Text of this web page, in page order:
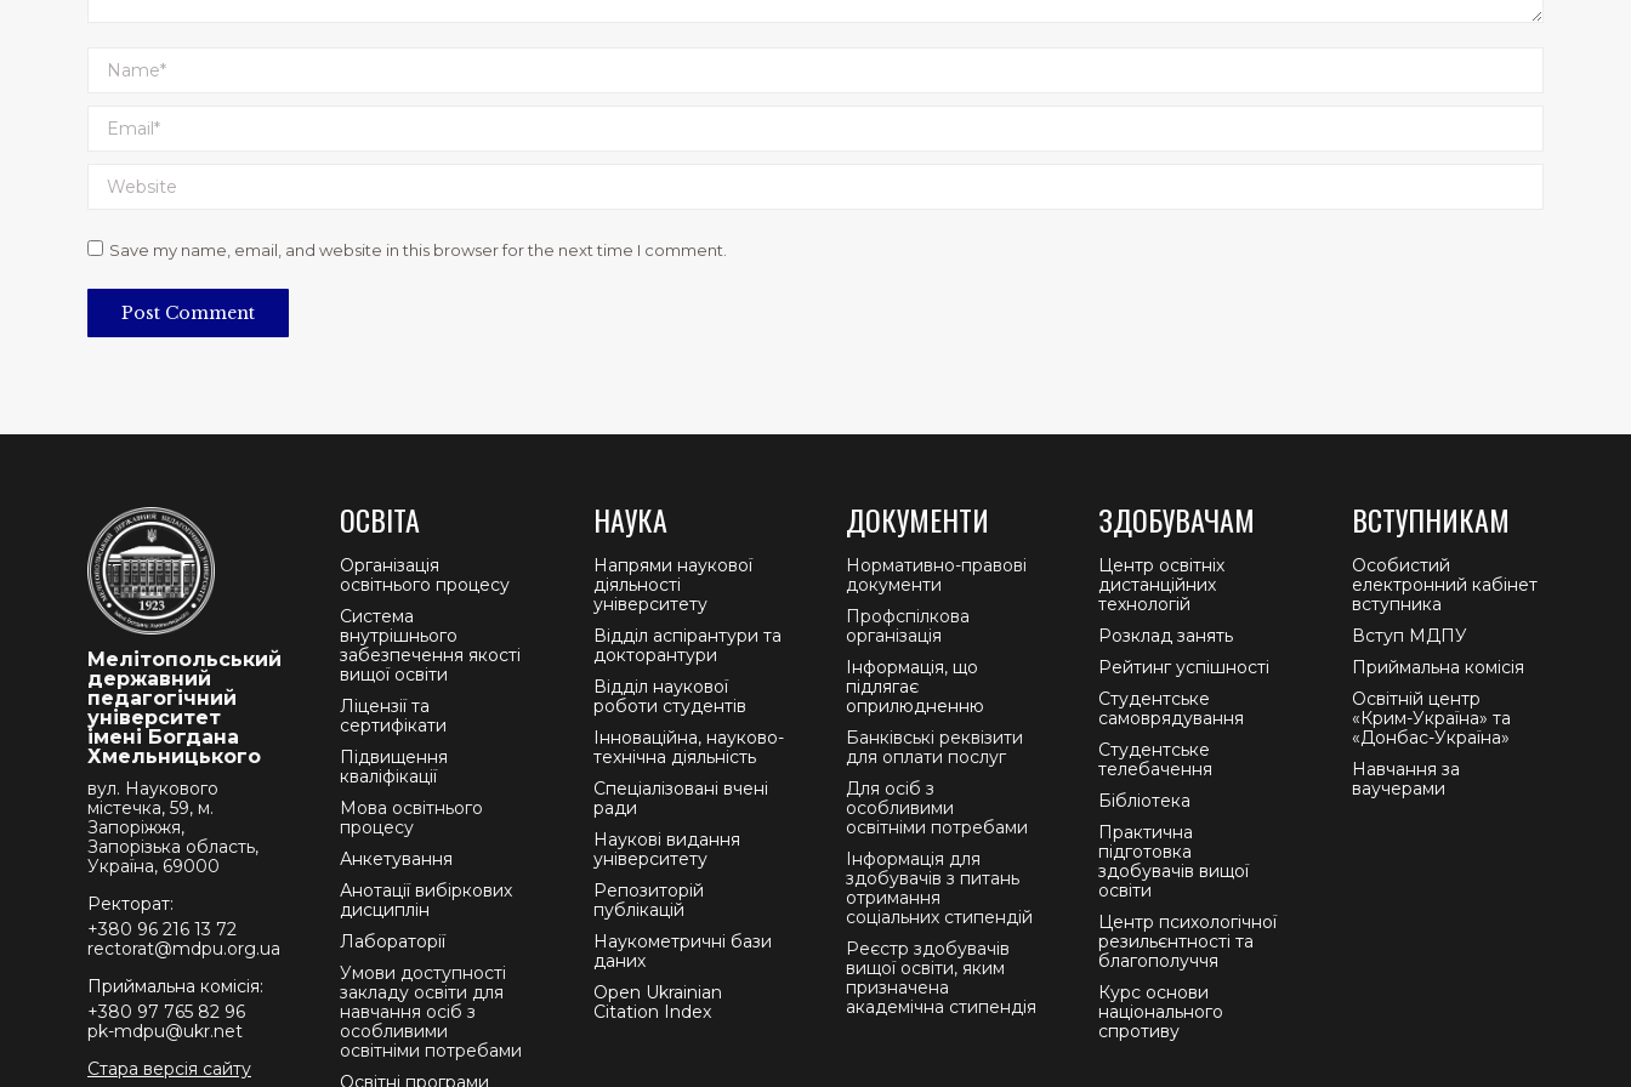
Name *
Email *
Website
Save my name, email, and website in this browser for the next time I comment.
Post Comment
Мелітопольський
державний
педагогічний
університет
імені Богдана
Хмельницького
вул. Наукового
містечка, 59, м.
Запоріжжя,
Запорізька область,
Україна, 69000
Ректорат:
+380 96 216 13 72
rectorat@mdpu.org.ua
Приймальна комісія:
+380 97 765 82 96
pk-mdpu@ukr.net
Стара версія сайту
ОСВІТА
Організація
освітнього процесу
Система
внутрішнього
забезпечення якості
вищої освіти
Ліцензії та
сертифікати
Підвищення
кваліфікації
Мова освітнього
процесу
Анкетування
Анотації вибіркових
дисциплін
Лабораторії
Умови доступності
закладу освіти для
навчання осіб з
особливими
освітніми потребами
Освітні програми
НАУКА
Напрями наукової
діяльності
університету
Відділ аспірантури та
докторантури
Відділ наукової
роботи студентів
Інноваційна, науково-
технічна діяльність
Спеціалізовані вчені
ради
Наукові видання
університету
Репозиторій
публікацій
Наукометричні бази
даних
Open Ukrainian
Citation Index
ДОКУМЕНТИ
Нормативно-правові
документи
Профспілкова
організація
Інформація, що
підлягає
оприлюдненню
Банківські реквізити
для оплати послуг
Для осіб з
особливими
освітніми потребами
Інформація для
здобувачів з питань
отримання
соціальних стипендій
Реєстр здобувачів
вищої освіти, яким
призначена
академічна стипендія
ЗДОБУВАЧАМ
Центр освітніх
дистанційних
технологій
Розклад занять
Рейтинг успішності
Студентське
самоврядування
Студентське
телебачення
Бібліотека
Практична
підготовка
здобувачів вищої
освіти
Центр психологічної
резильєнтності та
благополуччя
Курс основи
національного
спротиву
ВСТУПНИКАМ
Особистий
електронний кабінет
вступника
Вступ МДПУ
Приймальна комісія
Освітній центр
«Крим-Україна» та
«Донбас-Україна»
Навчання за
ваучерами